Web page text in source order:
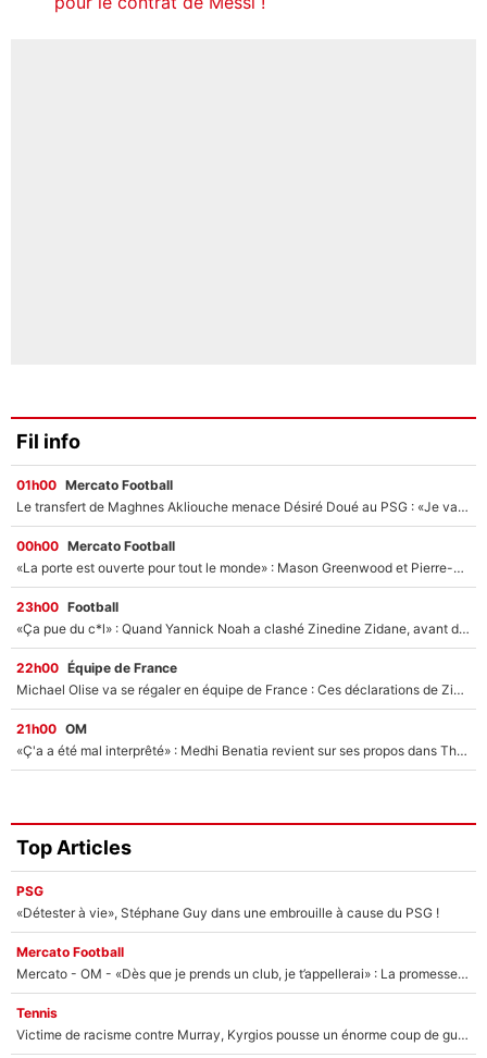
Fil info
01h00 Mercato Football
Le transfert de Maghnes Akliouche menace Désiré Doué au PSG : «Je valide à 200%»
00h00 Mercato Football
«La porte est ouverte pour tout le monde» : Mason Greenwood et Pierre-Emerick Aubameyang ont quitté l'OM, Amine Gouiri balance sur la suite du mercato et sur la réaction du vestiaire !
23h00 Football
«Ça pue du c*l» : Quand Yannick Noah a clashé Zinedine Zidane, avant de se faire recadrer par le nouveau sélectionneur de l'équipe de France !
22h00 Équipe de France
Michael Olise va se régaler en équipe de France : Ces déclarations de Zinedine Zidane qui prouvent qu'il va tout miser sur la star du Bayern Munich !
21h00 OM
«Ç'a a été mal interprêté» : Medhi Benatia revient sur ses propos dans The Bridge et précise ses conditions pour rejoindre le PSG !
Top Articles
PSG
«Détester à vie», Stéphane Guy dans une embrouille à cause du PSG !
Mercato Football
Mercato - OM - «Dès que je prends un club, je t’appellerai» : La promesse de Marcelino au moment de claquer la porte
Tennis
Victime de racisme contre Murray, Kyrgios pousse un énorme coup de gueule !